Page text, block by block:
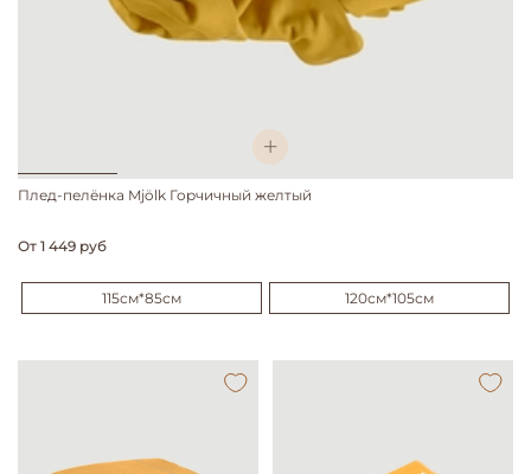
Плед-пелёнка Mjölk Горчичный желтый
От 1 449 руб
115см*85см 120см*105см